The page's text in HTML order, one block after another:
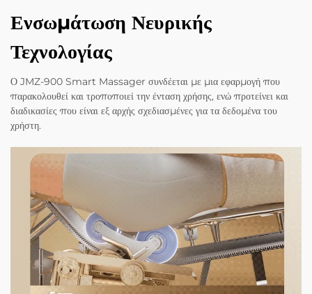
Ενσωμάτωση Νευρικής
Τεχνολογίας
Ο JMZ-900 Smart Massager συνδέεται με μια εφαρμογή που
παρακολουθεί και τροποποιεί την ένταση χρήσης, ενώ προτείνει και
διαδικασίες που είναι εξ αρχής σχεδιασμένες για τα δεδομένα του
χρήστη.